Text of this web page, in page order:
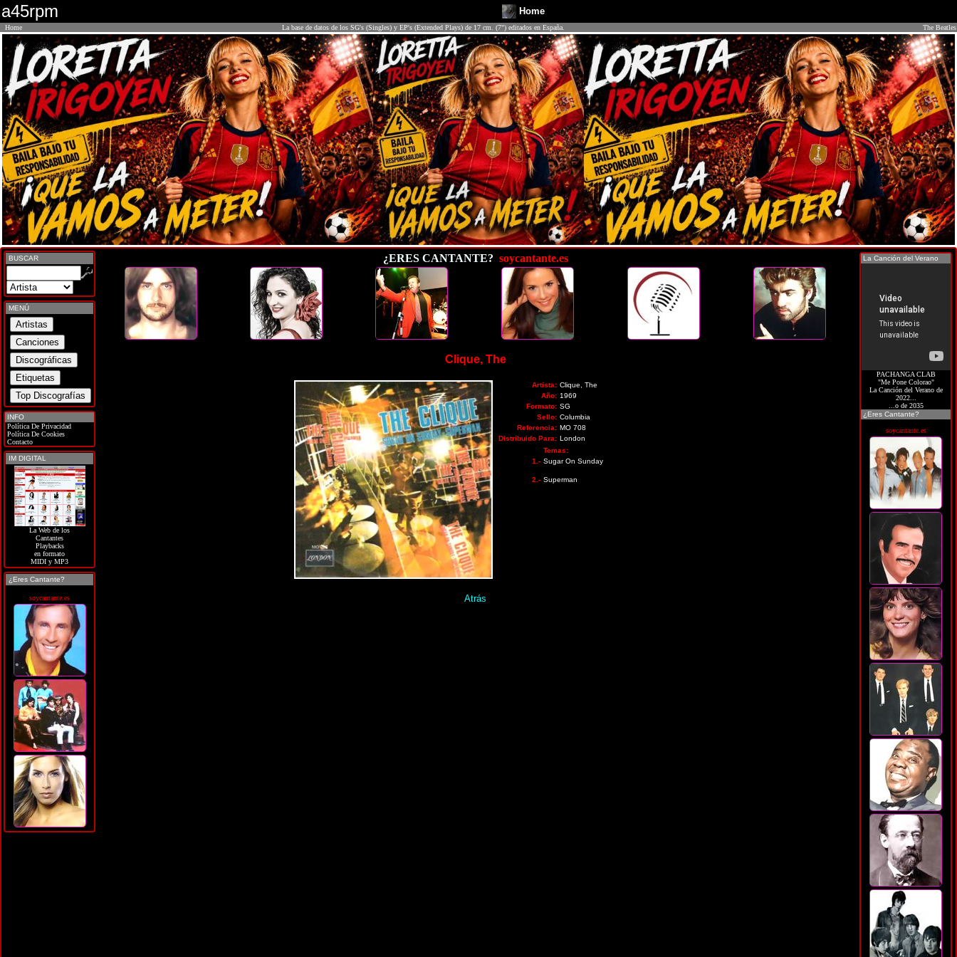
a45rpm Home
Home La base de datos de los SG's (Singles) y EP's (Extended Plays) de 17 cm. (7") editados en España. The Beatles
BUSCAR
MENÚ
INFO
Política De Privacidad
Política De Cookies
Contacto
IM DIGITAL
La Web de los
Cantantes
Playbacks
en formato
MIDI y MP3
¿Eres Cantante?
soycantante.es
¿ERES CANTANTE? soycantante.es
Clique, The
Artista: Clique, The
Año: 1969
Formato: SG
Sello: Columbia
Referencia: MO 708
Distribuido Para: London
Temas:
1.- Sugar On Sunday
2.- Superman
Atrás
La Canción del Verano
PACHANGA CLAB
"Me Pone Colorao"
La Canción del Verano de
2022...
...o de 2035
¿Eres Cantante?
soycantante.es